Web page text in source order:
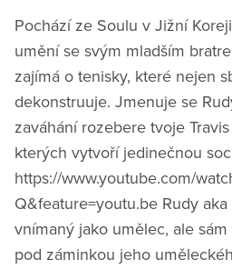
Pochází ze Soulu v Jižní
umění se svým mladším
zajímá o tenisky, které nejen
dekonstruuje. Jmenuje se
zaváhání rozebere tvoje
kterých vytvoří jedinečnou
https://www.youtube.com/
Q&feature=youtu.be Rudy
vnímaný jako umělec, ale
pod záminkou jeho